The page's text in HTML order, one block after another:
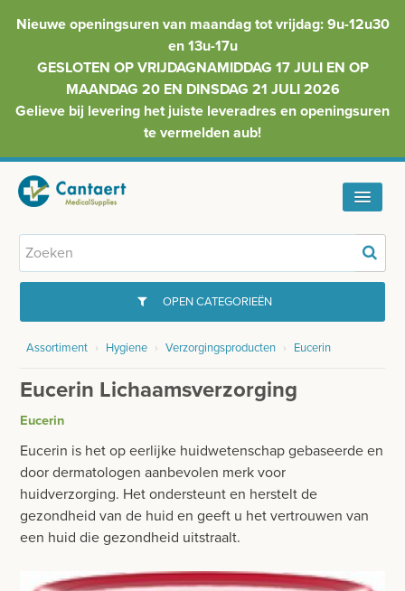
Nieuwe openingsuren van maandag tot vrijdag: 9u-12u30
en 13u-17u
GESLOTEN OP VRIJDAGNAMIDDAG 17 JULI EN OP
MAANDAG 20 EN DINSDAG 21 JULI 2026
Gelieve bij levering het juiste leveradres en openingsuren
te vermelden aub!
HOME
BESURGICAL - INSTRUMENTARIUM
OPERATIE SETS
CONTACT
registreer
OPEN CATEGORIEËN
GYNAECOLOGIE
INJECTIEMATERIAAL
WOND- EN VERBANDMATERIAAL
HANDSCHOENEN
HECHTINGSMATERIAAL
OPERATIE-PROTECTIEMATERIAAL
HYGIENE
Assortiment › Hygiene › Verzorgingsproducten › Eucerin
Eucerin Lichaamsverzorging
Eucerin
Eucerin is het op eerlijke huidwetenschap gebaseerde en
door dermatologen aanbevolen merk voor
huidverzorging. Het ondersteunt en herstelt de
gezondheid van de huid en geeft u het vertrouwen van
een huid die gezondheid uitstraalt.